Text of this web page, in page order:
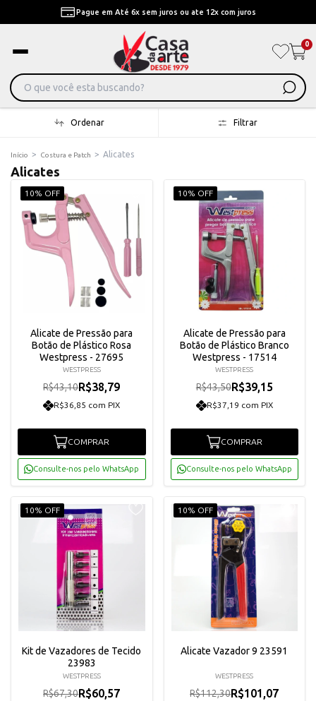
Pague em Até 6x sem juros ou ate 12x com juros
0
Ordenar Filtrar
Início > Costura e Patch > Alicates
Alicates
10% OFF
Alicate de Pressão para
Botão de Plástico Rosa
Westpress - 27695
WESTPRESS
R$43,10R$38,79
R$36,85 com PIX
COMPRAR
Consulte-nos pelo WhatsApp
10% OFF
Alicate de Pressão para
Botão de Plástico Branco
Westpress - 17514
WESTPRESS
R$43,50R$39,15
R$37,19 com PIX
COMPRAR
Consulte-nos pelo WhatsApp
10% OFF
Kit de Vazadores de Tecido
23983
WESTPRESS
R$67,30R$60,57
10% OFF
Alicate Vazador 9 23591
WESTPRESS
R$112,30R$101,07